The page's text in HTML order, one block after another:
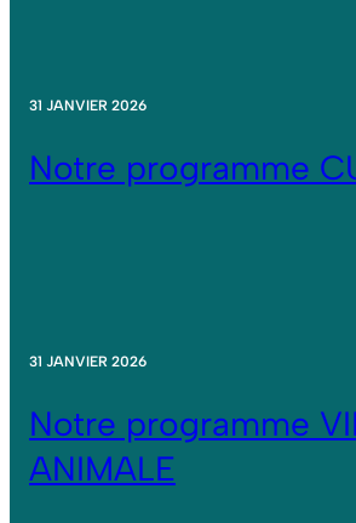
31 JANVIER 2026
Notre programme
31 JANVIER 2026
Notre programme
ANIMALE